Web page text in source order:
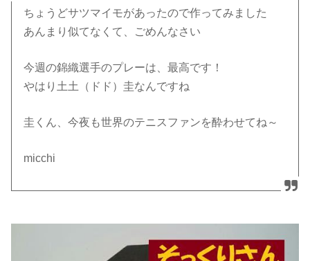
ちょうどサツマイモがあったので作ってみました
あんまり似てなくて、ごめんなさい
今週の錦織選手のプレーは、最高です！
やはり土土（ドド）圭なんですね
圭くん、今夜も世界のテニスファンを酔わせてね～
micchi